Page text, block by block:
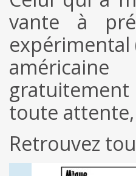
vante à
expérimental
gratuitement
toute
Retrouvez